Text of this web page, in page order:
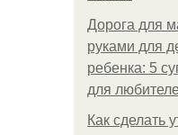
Дорога для
руками для
ребенка: 5
для
Как сделать